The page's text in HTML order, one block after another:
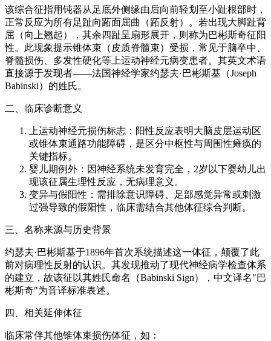
该综合征指用钝器从足底外侧缘由后向前轻划至小趾根部时，
正常反应为所有足趾向跖面屈曲（跖反射）。若出现大脚趾背
屈（向上翘起），其余四趾呈扇形展开，则称为巴彬斯奇征阳
性。此现象提示锥体束（皮质脊髓束）受损，常见于脑卒中、
脊髓损伤、多发性硬化等上运动神经元病变患者。其英文术语
直接源于发现者——法国神经学家约瑟夫·巴彬斯基（Joseph
Babinski）的姓氏。
二、临床诊断意义
上运动神经元损伤标志：阳性反应表明大脑皮层运动区
或锥体束通路功能障碍，是区分中枢性与周围性瘫痪的
关键指标。
婴儿期例外：因神经系统未发育完全，2岁以下婴幼儿出
现该征属生理性反应，无病理意义。
变异与假阳性：需排除意识障碍、足部感觉异常或刺激
过强导致的假阳性，临床需结合其他体征综合判断。
三、名称来源与历史背景
约瑟夫·巴彬斯基于1896年首次系统描述这一体征，颠覆了此
前对病理性反射的认识。其发现推动了现代神经病学检查体系
的建立，故该征以其姓氏命名（Babinski Sign），中文译名"巴
彬斯奇"为音译标准表述。
四、相关延伸体征
临床常伴其他锥体束损伤体征，如：